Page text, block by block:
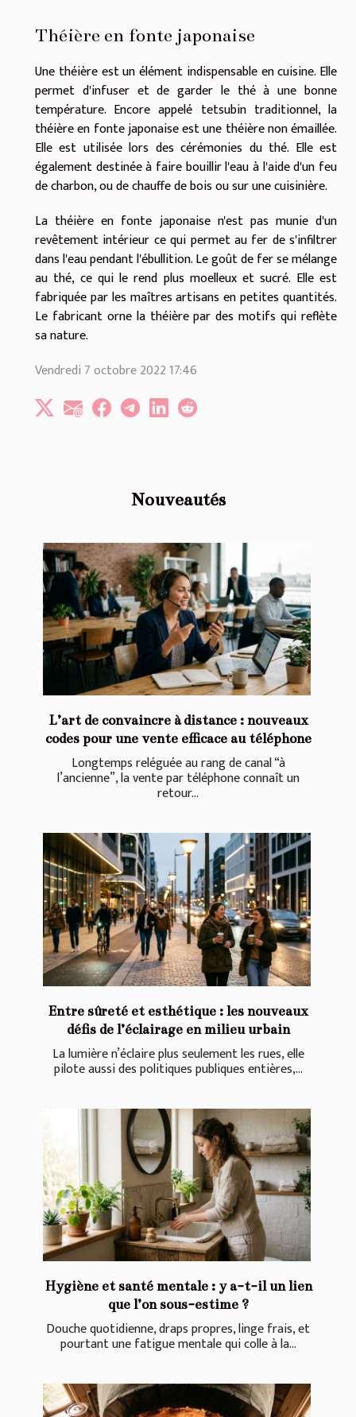
Nouveautés
L’art de convaincre à distance : nouveaux
codes pour une vente efficace au téléphone
Longtemps reléguée au rang de canal “à
l’ancienne”, la vente par téléphone connaît un
retour...
Entre sûreté et esthétique : les nouveaux
défis de l’éclairage en milieu urbain
La lumière n’éclaire plus seulement les rues, elle
pilote aussi des politiques publiques entières,...
Hygiène et santé mentale : y a-t-il un lien
que l’on sous-estime ?
Douche quotidienne, draps propres, linge frais, et
pourtant une fatigue mentale qui colle à la...
Théière en fonte japonaise
Une théière est un élément indispensable en cuisine. Elle
permet d'infuser et de garder le thé à une bonne
température. Encore appelé tetsubin traditionnel, la
théière en fonte japonaise est une théière non émaillée.
Elle est utilisée lors des cérémonies du thé. Elle est
également destinée à faire bouillir l'eau à l'aide d'un feu
de charbon, ou de chauffe de bois ou sur une cuisinière.
La théière en fonte japonaise n'est pas munie d'un
revêtement intérieur ce qui permet au fer de s'infiltrer
dans l'eau pendant l'ébullition. Le goût de fer se mélange
au thé, ce qui le rend plus moelleux et sucré. Elle est
fabriquée par les maîtres artisans en petites quantités.
Le fabricant orne la théière par des motifs qui reflète
sa nature.
Vendredi 7 octobre 2022 17:46